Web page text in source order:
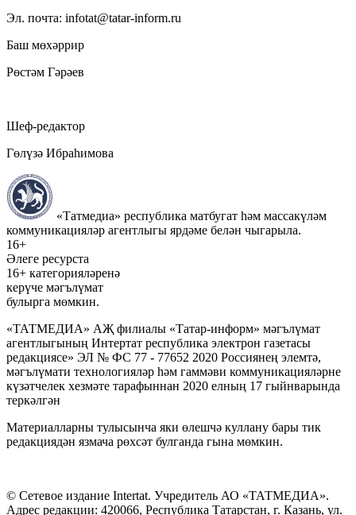
Эл. почта: infotat@tatar-inform.ru
Баш мөхәррир
Рөстәм Гәрәев
Шеф-редактор
Гөлүзә Ибраһимова
«Татмедиа» республика матбугат һәм массакүләм
коммуникацияләр агентлыгы ярдәме белән чыгарыла.
16+
Әлеге ресурста
16+ категорияләренә
керүче мәгълүмат
булырга мөмкин.
«ТАТМЕДИА» АҖ филиалы «Татар-информ» мәгълүмат
агентлыгының Интертат республика электрон газетасы
редакциясе» ЭЛ № ФС 77 - 77652 2020 Россиянең элемтә,
мәгълүмати технологияләр һәм гаммәви коммуникацияләрне
күзәтчелек хезмәте тарафыннан 2020 елның 17 гыйнварында
теркәлгән
Материалларны тулысынча яки өлешчә куллану бары тик
редакциядән язмача рөхсәт булганда гына мөмкин.
© Сетевое издание Intertat. Учредитель АО «ТАТМЕДИА».
Адрес редакции: 420066, Республика Татарстан, г. Казань, ул.